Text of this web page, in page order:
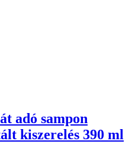
adó sampon
kiszerelés 390 ml